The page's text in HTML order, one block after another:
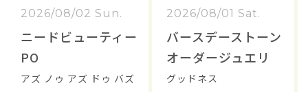
2026/08/02 Sun.
ニードビューティー
PO
アズ ノゥ アズ ドゥ バズ
2026/08/01 Sat.
バースデーストーン
オーダージュエリ
グッドネス